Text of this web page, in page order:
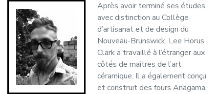
Après avoir terminé ses études
avec distinction au Collège
d’artisanat et de design du
Nouveau-Brunswick, Lee Horus
Clark a travaillé à l’étranger aux
côtés de maîtres de l’art
céramique. Il a également conçu
et construit des fours Anagama,